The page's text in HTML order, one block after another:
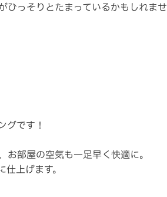
ひっそりとたまっているかもしれませ
グです！
部屋の空気も一足早く快適に。
上げます。